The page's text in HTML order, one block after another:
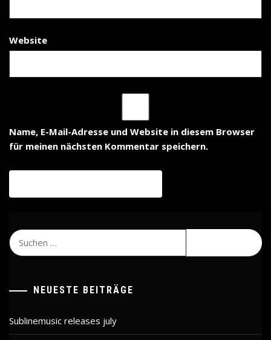
Website
Name, E-Mail-Adresse und Website in diesem Browser
für meinen nächsten Kommentar speichern.
Suchen
nach:
NEUESTE BEITRÄGE
Sublinemusic releases july